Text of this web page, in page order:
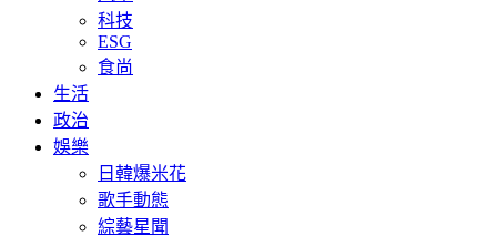
科技
ESG
食尚
生活
政治
娛樂
日韓爆米花
歌手動態
綜藝星聞